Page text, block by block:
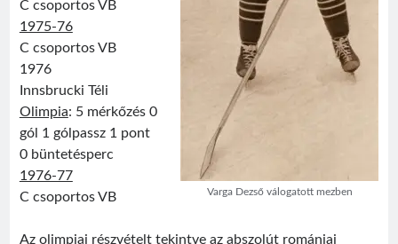
Varga Dezső válogatott mezben
C csoportos VB
1975-76
C csoportos VB
1976
Innsbrucki Téli
Olimpia: 5 mérkőzés 0
gól 1 gólpassz 1 pont
0 büntetésperc
1976-77
C csoportos VB
Az olimpiai részvételt tekintve az abszolút romániai